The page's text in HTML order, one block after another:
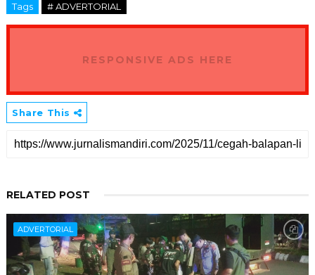
Tags # ADVERTORIAL
RESPONSIVE ADS HERE
Share This
RELATED POST
ADVERTORIAL